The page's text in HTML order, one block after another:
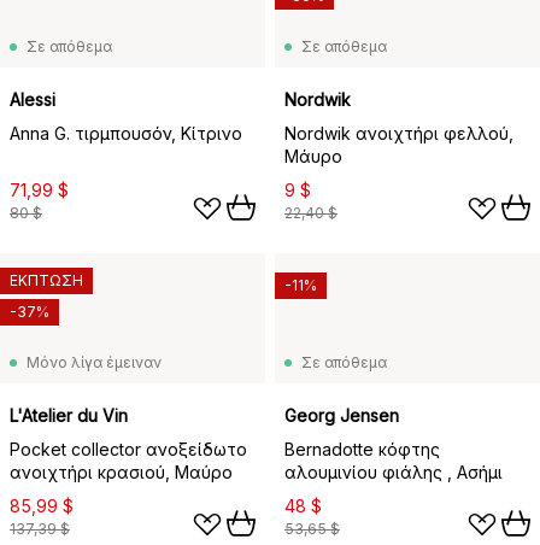
Σε απόθεμα
Alessi
Anna G. τιρμπουσόν, Κίτρινο
71,99 $
80 $
Σε απόθεμα
Nordwik
Nordwik ανοιχτήρι φελλού,
Μάυρο
9 $
22,40 $
Μόνο λίγα έμειναν
L'Atelier du Vin
Pocket collector ανοξείδωτο
ανοιχτήρι κρασιού, Μαύρο
85,99 $
137,39 $
ΕΚΠΤΩΣΗ
-37%
Σε απόθεμα
Georg Jensen
Bernadotte κόφτης
αλουμινίου φιάλης , Ασήμι
48 $
53,65 $
-11%